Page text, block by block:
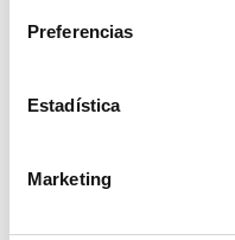
Preferencias
Estadística
Marketing